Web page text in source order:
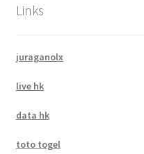
Links
juraganolx
live hk
data hk
toto togel